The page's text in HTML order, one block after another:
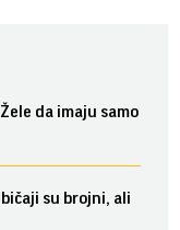
da imaju samo
su brojni, ali